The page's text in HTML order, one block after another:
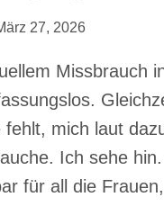
27, 2026
Missbrauch
mich laut
Ich sehe
für all die